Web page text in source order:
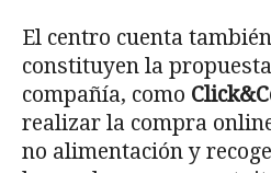
El centro cuenta
constituyen la
compañía, como
realizar la compra
no alimentación y